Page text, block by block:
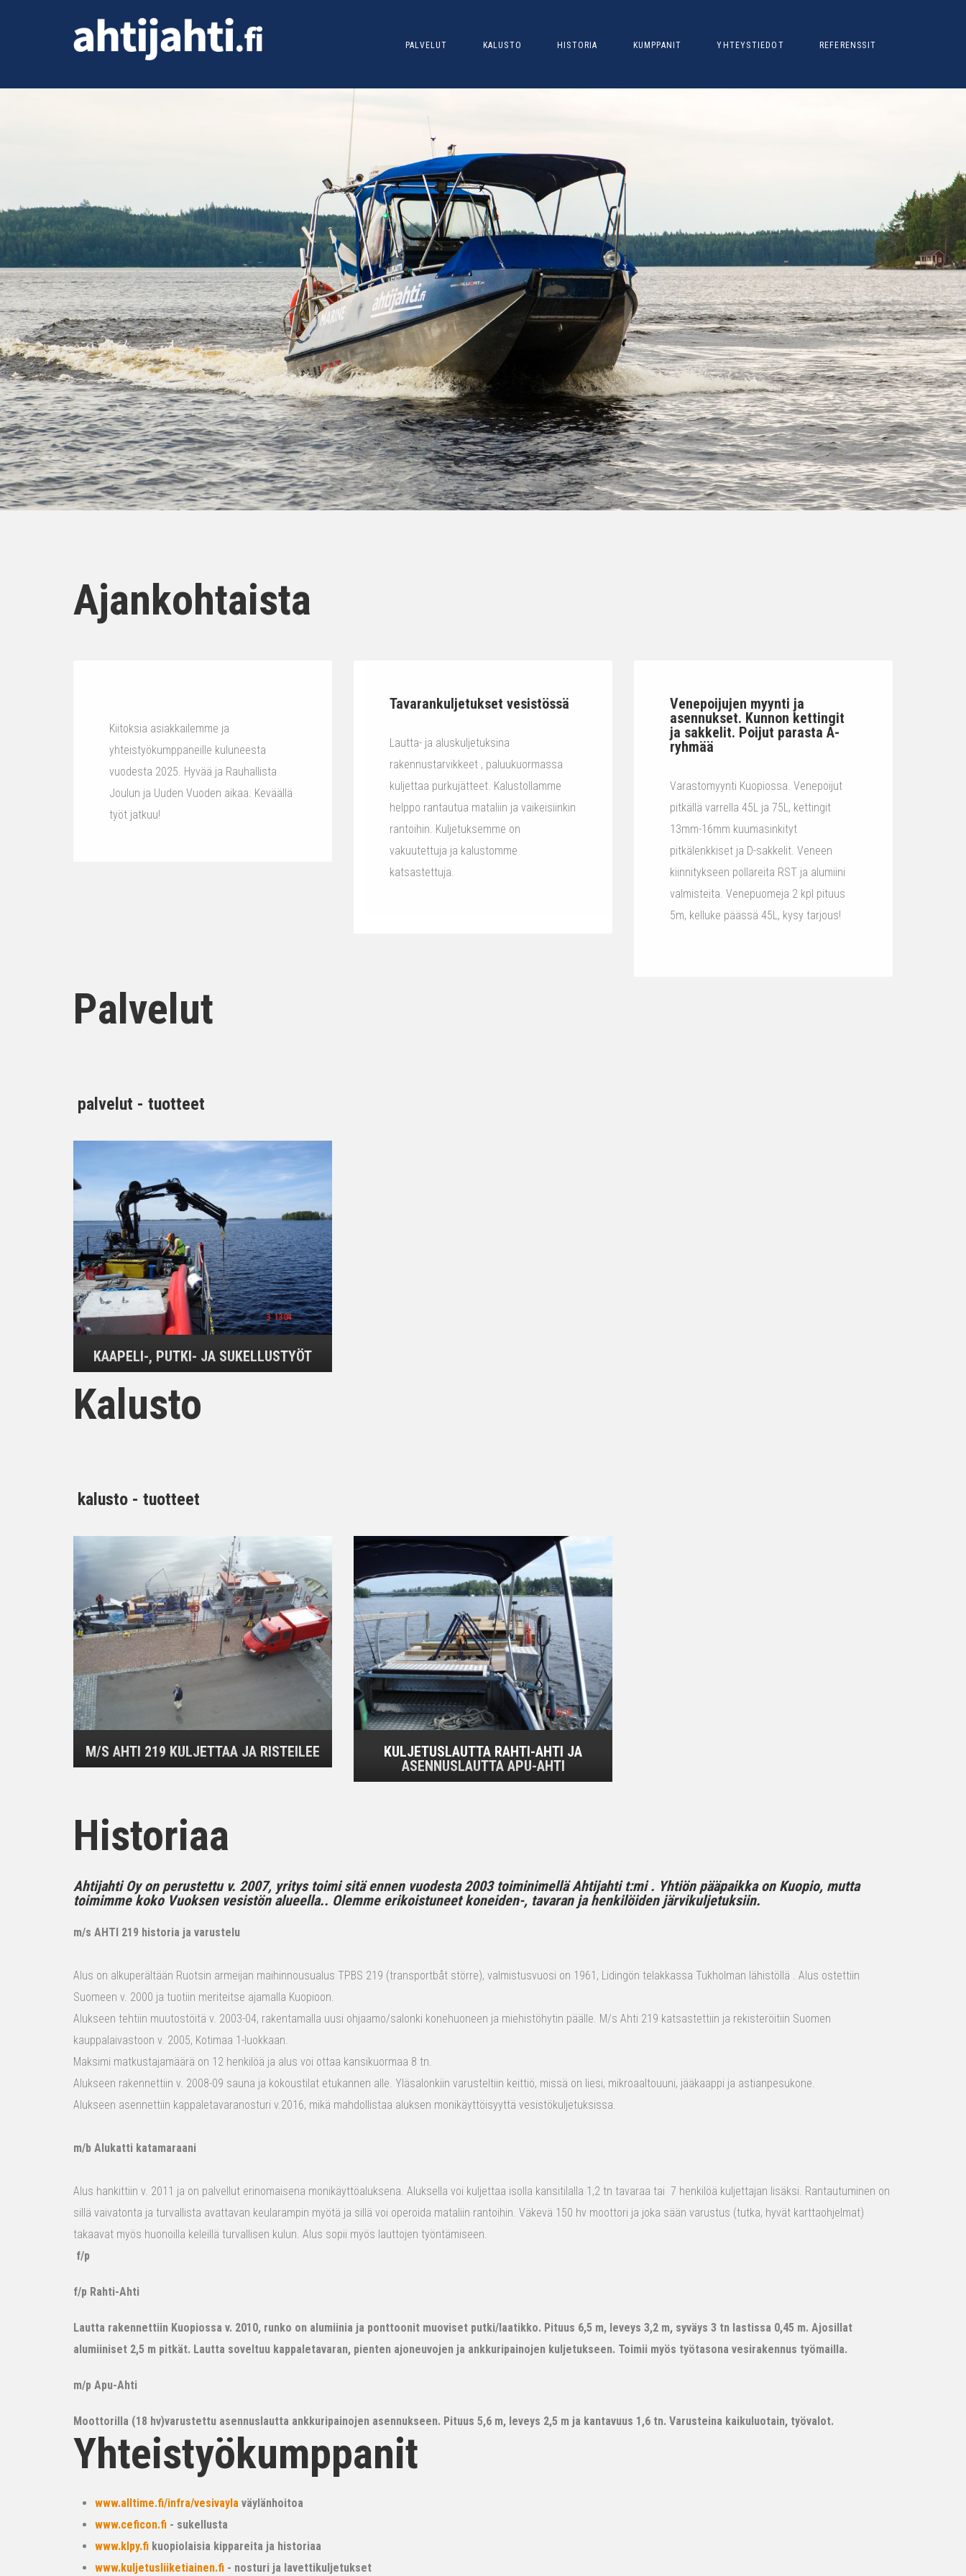
PALVELUT KALUSTO HISTORIA KUMPPANIT YHTEYSTIEDOT REFERENSSIT
Ajankohtaista
Kiitoksia asiakkailemme ja
yhteistyökumppaneille kuluneesta
vuodesta 2025. Hyvää ja Rauhallista
Joulun ja Uuden Vuoden aikaa. Keväällä
työt jatkuu!
Tavarankuljetukset vesistössä
Lautta- ja aluskuljetuksina
rakennustarvikkeet , paluukuormassa
kuljettaa purkujätteet. Kalustollamme
helppo rantautua mataliin ja vaikeisiinkin
rantoihin. Kuljetuksemme on
vakuutettuja ja kalustomme
katsastettuja.
Venepoijujen myynti ja
asennukset. Kunnon kettingit
ja sakkelit. Poijut parasta A-
ryhmää
Varastomyynti Kuopiossa. Venepoijut
pitkällä varrella 45L ja 75L, kettingit
13mm-16mm kuumasinkityt
pitkälenkkiset ja D-sakkelit. Veneen
kiinnitykseen pollareita RST ja alumiini
valmisteita. Venepuomeja 2 kpl pituus
5m, kelluke päässä 45L, kysy tarjous!
Palvelut
palvelut - tuotteet
KAAPELI-, PUTKI- JA SUKELLUSTYÖT
Kalusto
kalusto - tuotteet
M/S AHTI 219 KULJETTAA JA RISTEILEE
KULJETUSLAUTTA RAHTI-AHTI JA
ASENNUSLAUTTA APU-AHTI
Historiaa
Ahtijahti Oy on perustettu v. 2007, yritys toimi sitä ennen vuodesta 2003 toiminimellä Ahtijahti t:mi . Yhtiön pääpaikka on Kuopio, mutta
toimimme koko Vuoksen vesistön alueella.. Olemme erikoistuneet koneiden-, tavaran ja henkilöiden järvikuljetuksiin.
m/s AHTI 219 historia ja varustelu
Alus on alkuperältään Ruotsin armeijan maihinnousualus TPBS 219 (transportbåt större), valmistusvuosi on 1961, Lidingön telakkassa Tukholman lähistöllä . Alus ostettiin
Suomeen v. 2000 ja tuotiin meriteitse ajamalla Kuopioon.
Alukseen tehtiin muutostöitä v. 2003-04, rakentamalla uusi ohjaamo/salonki konehuoneen ja miehistöhytin päälle. M/s Ahti 219 katsastettiin ja rekisteröitiin Suomen
kauppalaivastoon v. 2005, Kotimaa 1-luokkaan.
Maksimi matkustajamäärä on 12 henkilöä ja alus voi ottaa kansikuormaa 8 tn.
Alukseen rakennettiin v. 2008-09 sauna ja kokoustilat etukannen alle. Yläsalonkiin varusteltiin keittiö, missä on liesi, mikroaaltouuni, jääkaappi ja astianpesukone.
Alukseen asennettiin kappaletavaranosturi v.2016, mikä mahdollistaa aluksen monikäyttöisyyttä vesistökuljetuksissa.
m/b Alukatti katamaraani
Alus hankittiin v. 2011 ja on palvellut erinomaisena monikäyttöaluksena. Aluksella voi kuljettaa isolla kansitilalla 1,2 tn tavaraa tai 7 henkilöä kuljettajan lisäksi. Rantautuminen on
sillä vaivatonta ja turvallista avattavan keularampin myötä ja sillä voi operoida mataliin rantoihin. Väkevä 150 hv moottori ja joka sään varustus (tutka, hyvät karttaohjelmat)
takaavat myös huonoilla keleillä turvallisen kulun. Alus sopii myös lauttojen työntämiseen.
f/p
f/p Rahti-Ahti
Lautta rakennettiin Kuopiossa v. 2010, runko on alumiinia ja ponttoonit muoviset putki/laatikko. Pituus 6,5 m, leveys 3,2 m, syväys 3 tn lastissa 0,45 m. Ajosillat
alumiiniset 2,5 m pitkät. Lautta soveltuu kappaletavaran, pienten ajoneuvojen ja ankkuripainojen kuljetukseen. Toimii myös työtasona vesirakennus työmailla.
m/p Apu-Ahti
Moottorilla (18 hv)varustettu asennuslautta ankkuripainojen asennukseen. Pituus 5,6 m, leveys 2,5 m ja kantavuus 1,6 tn. Varusteina kaikuluotain, työvalot.
Yhteistyökumppanit
www.alltime.fi/infra/vesivayla väylänhoitoa
www.ceficon.fi - sukellusta
www.klpy.fi kuopiolaisia kippareita ja historiaa
www.kuljetusliiketiainen.fi - nosturi ja lavettikuljetukset